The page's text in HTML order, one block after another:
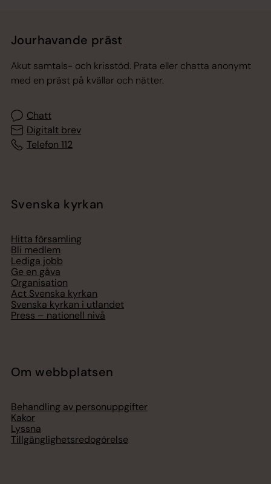
Jourhavande präst
Akut samtals- och krisstöd. Prata eller chatta anonymt
med en präst på kvällar och nätter.
Chatt
Digitalt brev
Telefon 112
Svenska kyrkan
Hitta församling
Bli medlem
Lediga jobb
Ge en gåva
Organisation
Act Svenska kyrkan
Svenska kyrkan i utlandet
Press – nationell nivå
Om webbplatsen
Behandling av personuppgifter
Kakor
Lyssna
Tillgänglighetsredogörelse